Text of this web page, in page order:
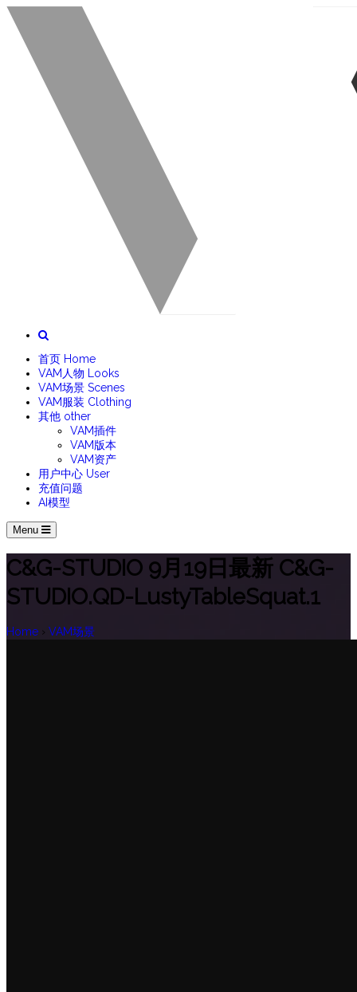
首页 Home
VAM人物
Looks
VAM场景 Scenes
VAM服装 Clothing
其他 other
VAM插件
VAM版本
VAM资产
用户中心 User
充值问题
AI模型
Menu
C&G-STUDIO 9月19日最新 C&G-
STUDIO.QD-LustyTableSquat.1
Home › VAM场景